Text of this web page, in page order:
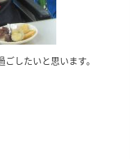
したいと思います。